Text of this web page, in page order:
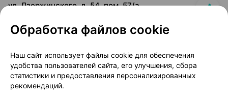
ул. Дзержинского, д. 54, пом. 57/а
уточняйте обновл. в 09:22
Показать еще
Обработка файлов cookie
Наш сайт использует файлы cookie для обеспечения
удобства пользователей сайта, его улучшения, сбора
статистики и предоставления персонализированных
рекомендаций.